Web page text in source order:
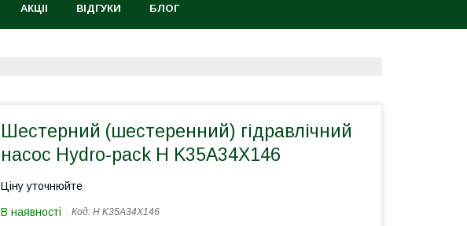
АКЦІІ ВІДГУКИ БЛОГ
Шестерний (шестеренний) гідравлічний
насос Hydro-pack H K35A34X146
Ціну уточнюйте
В наявності Код: H K35A34X146